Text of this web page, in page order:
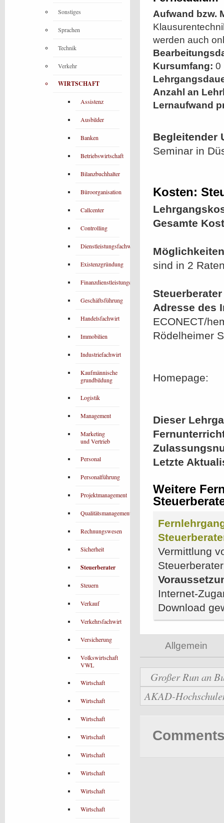
Aufwand bzw.
werden auch
Kursumfang: 0
Anzahl an
Lernaufwand
Begleitender
Seminar in
Kosten:
Gesamte
sind in 2
Adresse des
ECONECT/
Rödelheimer
Homepage:
Dieser
Letzte
Weitere
Vermittlung
Internet-
Download
Allgemein
Großer Run an
AKAD-
Sonstiges
Sprachen
Technik
Verkehr
WIRTSCHAFT
Assistenz
Ausbilder
Banken
Betriebswirtschaft
Bilanzbuchhalter
Büroorganisation
Callcenter
Controlling
Dienstleistungsfachwirt
Existenzgründung
Finanzdienstleistungen
Geschäftsführung
Handelsfachwirt
Immobilien
Industriefachwirt
Kaufmännische
grundbildung
Logistik
Management
Marketing
und Vertrieb
Personal
Personalführung
Projektmanagement
Qualitätsmanagement
Rechnungswesen
Sicherheit
Steuerberater
Steuern
Verkauf
Verkehrsfachwirt
Versicherung
Volkswirtschaft
VWL
Wirtschaft
Wirtschaft
Wirtschaft
Wirtschaft
Wirtschaft
Wirtschaft
Wirtschaft
Wirtschaft